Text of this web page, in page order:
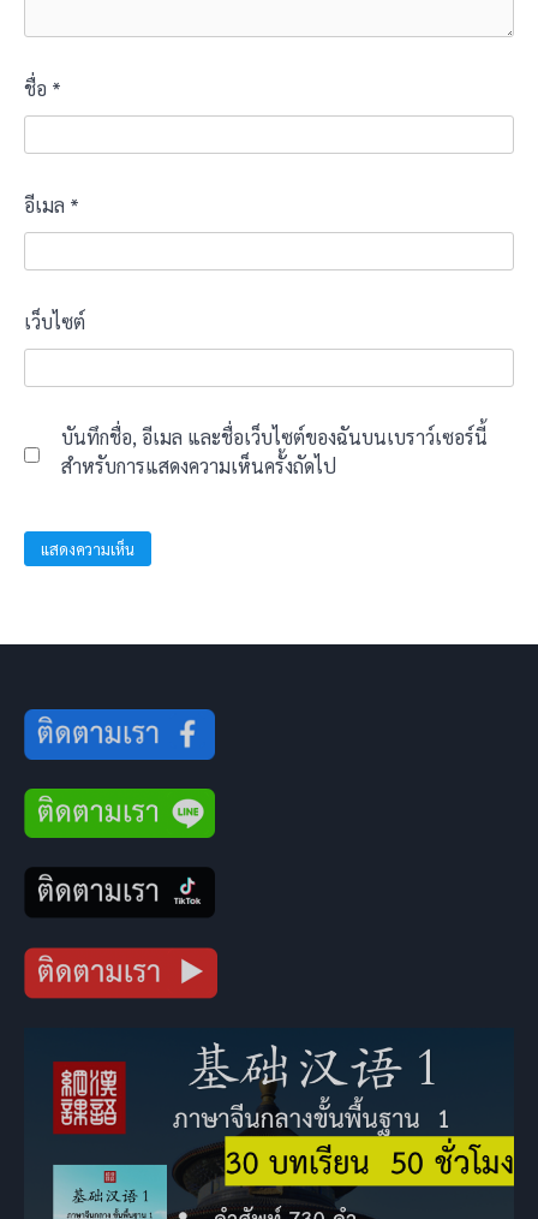
ชื่อ *
อีเมล *
เว็บไซต์
บันทึกชื่อ, อีเมล และชื่อเว็บไซต์ของฉันบนเบราว์เซอร์นี้
สำหรับการแสดงความเห็นครั้งถัดไป